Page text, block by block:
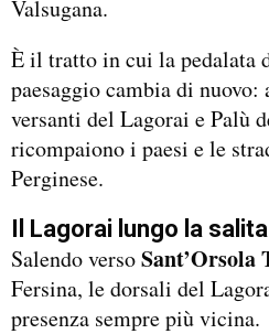
Valsugana.
È il tratto in cui la pedalata
paesaggio cambia di
versanti del Lagorai e Palù
ricompaiono i paesi e le
Perginese.
Il Lagorai lungo la
Salendo versoSant’Orsola
Fersina, le dorsali del
presenza sempre più vicina.